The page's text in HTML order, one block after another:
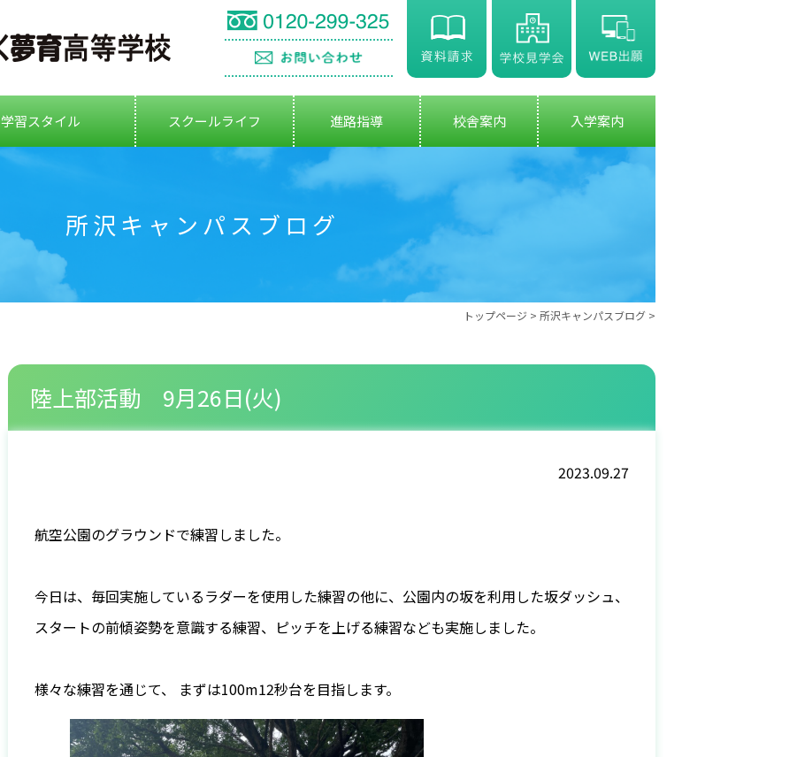
学習スタイル スクールライフ 進路指導 校舎案内 入学案内
所沢キャンパスブログ
トップページ > 所沢キャンパスブログ >
陸上部活動 9月26日(火)
2023.09.27
航空公園のグラウンドで練習しました。
今日は、毎回実施しているラダーを使用した練習の他に、公園内の坂を利用した坂ダッシュ、
スタートの前傾姿勢を意識する練習、ピッチを上げる練習なども実施しました。
様々な練習を通じて、 まずは100m12秒台を目指します。